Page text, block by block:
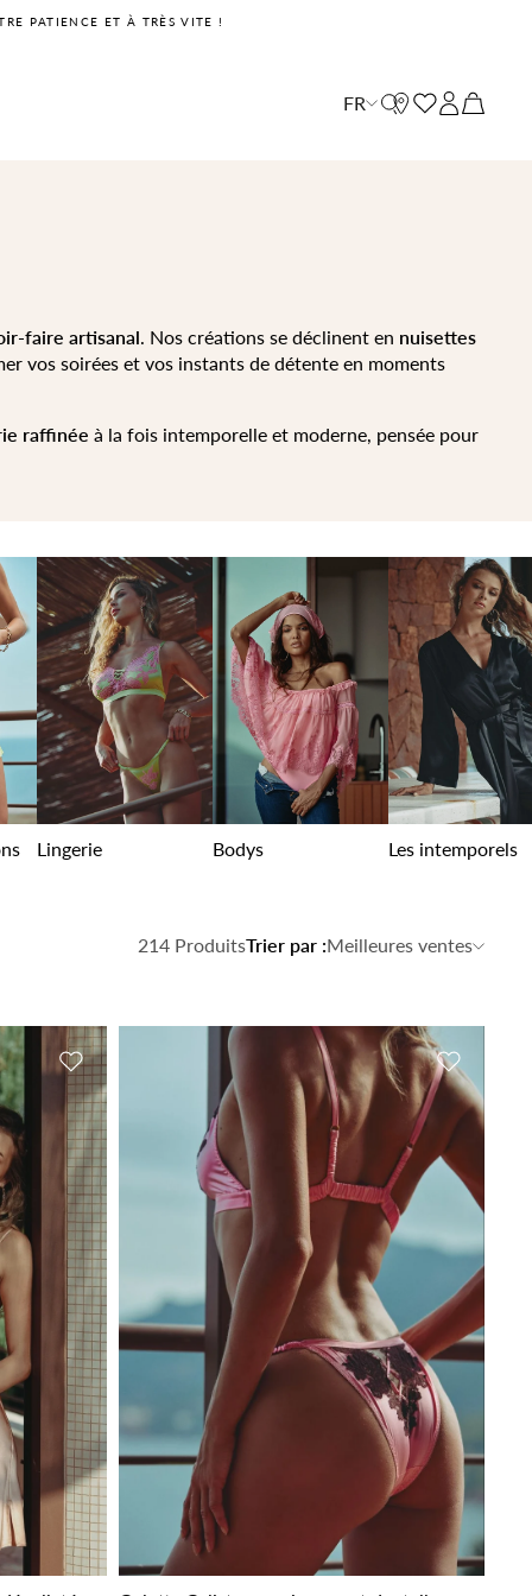
PATIENCE ET À TRÈS VITE !
FR
faire artisanal. Nos créations se déclinent en nuisettes
vos soirées et vos instants de détente en moments
raffinée à la fois intemporelle et moderne, pensée pour
Lingerie Bodys Les intemporels
214 ProduitsTrier par :Meilleures ventes
Ajouter à la liste de souhaits Ajouter à